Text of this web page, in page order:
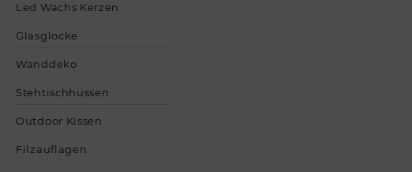
Led Wachs Kerzen
Glasglocke
Wanddeko
Stehtischhussen
Outdoor Kissen
Filzauflagen